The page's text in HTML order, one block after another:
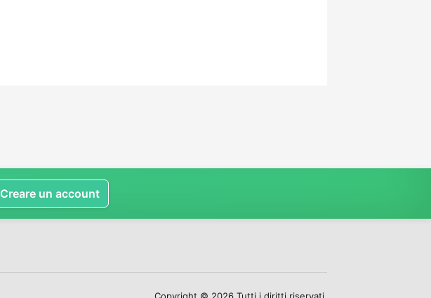
Creare un account